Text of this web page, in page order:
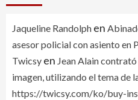
Jaqueline Randolph en
asesor policial con asiento en
Twicsy en Jean Alain
imagen, utilizando el tema de
https://twicsy.com/ko/buy-